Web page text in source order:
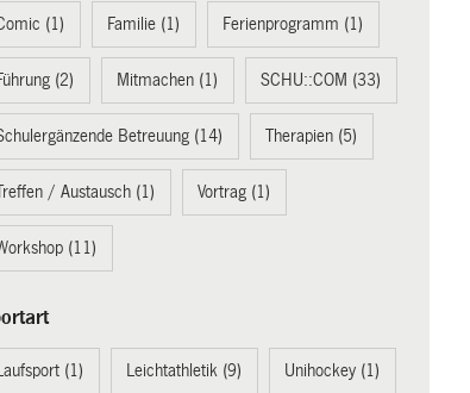
(1) Familie (1) Ferienprogramm (1)
(2) Mitmachen (1) SCHU::COM (33)
Betreuung (14) Therapien (5)
/ Austausch (1) Vortrag (1)
(11)
Laufsport (1) Leichtathletik (9) Unihockey (1)